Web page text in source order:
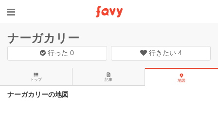
ナーガカリー
行った0 行きたい 4
トップ 記事 地図
ナーガカリーの地図